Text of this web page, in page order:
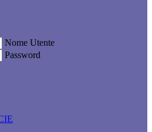
Nome Utente
Password